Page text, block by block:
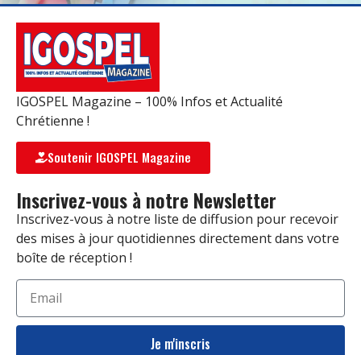
IGOSPEL Magazine – 100% Infos et Actualité
Chrétienne !
Soutenir IGOSPEL Magazine
Inscrivez-vous à notre Newsletter
Inscrivez-vous à notre liste de diffusion pour recevoir
des mises à jour quotidiennes directement dans votre
boîte de réception !
Je m'inscris